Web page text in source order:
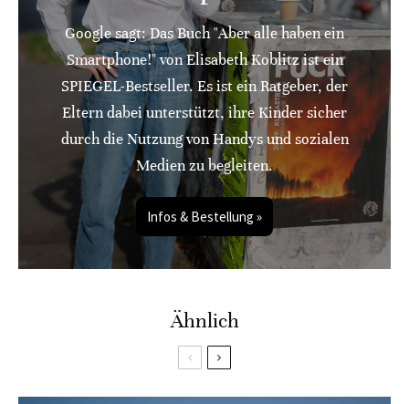
Google sagt: Das Buch "Aber alle haben ein
Smartphone!" von Elisabeth Koblitz ist ein
SPIEGEL-Bestseller. Es ist ein Ratgeber, der
Eltern dabei unterstützt, ihre Kinder sicher
durch die Nutzung von Handys und sozialen
Medien zu begleiten.
Infos & Bestellung »
Ähnlich